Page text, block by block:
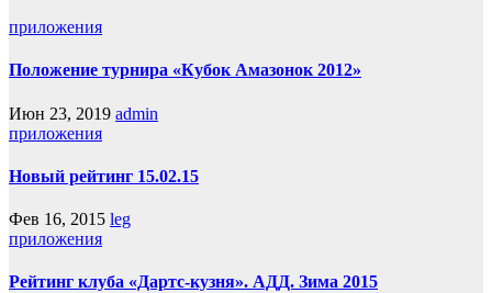
приложения
Положение турнира «Кубок Амазонок 2012»
Июн 23, 2019 admin
приложения
Новый рейтинг 15.02.15
Фев 16, 2015 leg
приложения
Рейтинг клуба «Дартс-кузня». АДД. Зима 2015